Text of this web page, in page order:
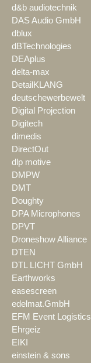
d&b audiotechnik
DAS Audio GmbH
dblux
dBTechnologies
DEAplus
delta-max
DetailKLANG
deutschewerbewelt
Digital Projection
Digitech
dimedis
DirectOut
dlp motive
DMPW
DMT
Doughty
DPA Microphones
DPVT
Droneshow Alliance
DTEN
DTL LICHT GmbH
Earthworks
easescreen
edelmat.GmbH
EFM Event Logistics
Ehrgeiz
EIKI
einstein & sons